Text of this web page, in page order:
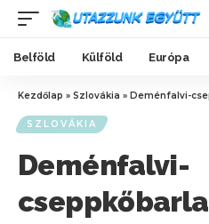
Belföld Külföld Európa
Kezdőlap » Szlovákia » Deménfalvi-
SZLOVÁKIA
Deménfalvi-